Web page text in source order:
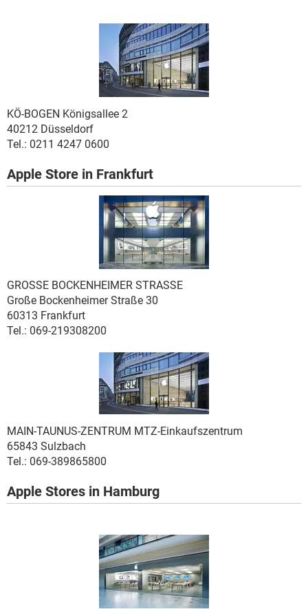
KÖ-BOGEN Königsallee 2
40212 Düsseldorf
Tel.: 0211 4247 0600
Apple Store in Frankfurt
GROSSE BOCKENHEIMER STRASSE
Große Bockenheimer Straße 30
60313 Frankfurt
Tel.: 069-219308200
MAIN-TAUNUS-ZENTRUM MTZ-Einkaufszentrum
65843 Sulzbach
Tel.: 069-389865800
Apple Stores in Hamburg